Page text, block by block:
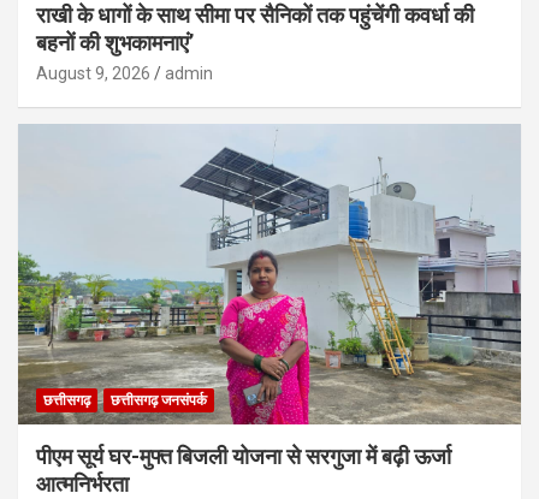
राखी के धागों के साथ सीमा पर सैनिकों तक पहुंचेंगी कवर्धा की
बहनों की शुभकामनाएं’
August 9, 2026 admin
छत्तीसगढ़ छत्तीसगढ़ जनसंपर्क
पीएम सूर्य घर-मुफ्त बिजली योजना से सरगुजा में बढ़ी ऊर्जा
आत्मनिर्भरता